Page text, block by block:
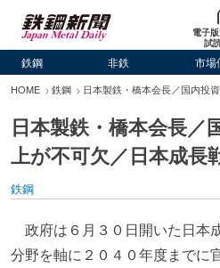
電子
試
鉄鋼 非鉄 市場
HOME 鉄鋼 日本製鉄・橋本会長／国内投
日本製鉄・橋本会長／
上が不可欠／日本成長
鉄鋼
政府は６月３０日開いた日本
分野を軸に２０４０年度までに